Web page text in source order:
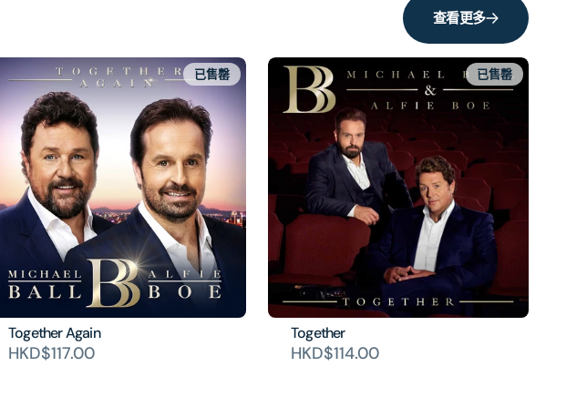
查看更多
Together Again
HKD$117.00
已售罄
Together
HKD$114.00
已售罄